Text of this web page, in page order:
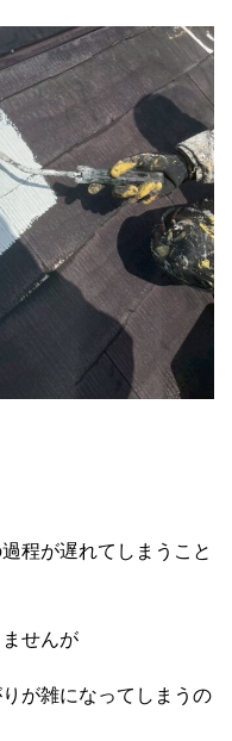
程が遅れてしまうこと
せんが
が雑になってしまうの